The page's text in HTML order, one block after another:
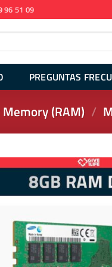
96 51 09
PREGUNTAS
(RAM) /